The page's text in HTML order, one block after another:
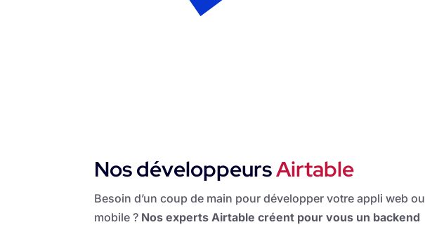
Nos développeursAirtable
Besoin d’un coup de main pour développer votre appli web ou
mobile ? Nos experts Airtable créent pour vous un backend